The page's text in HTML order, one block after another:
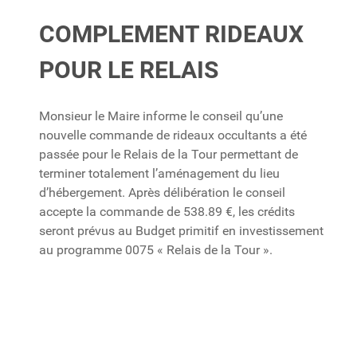
COMPLEMENT RIDEAUX
POUR LE RELAIS
Monsieur le Maire informe le conseil qu’une
nouvelle commande de rideaux occultants a été
passée pour le Relais de la Tour permettant de
terminer totalement l’aménagement du lieu
d’hébergement. Après délibération le conseil
accepte la commande de 538.89 €, les crédits
seront prévus au Budget primitif en investissement
au programme 0075 « Relais de la Tour ».